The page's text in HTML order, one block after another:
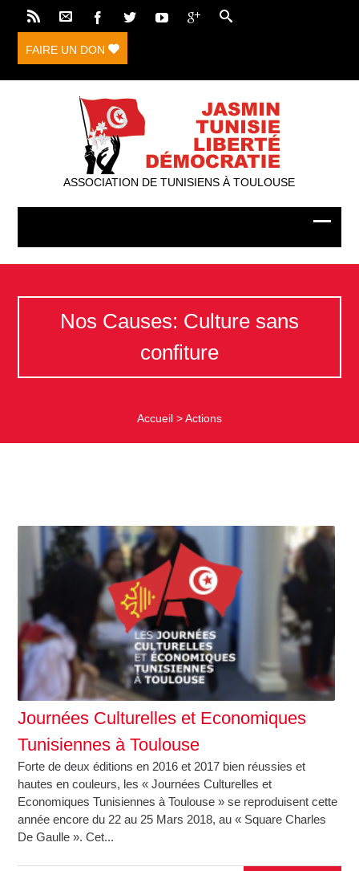
FAIRE UN DON
ASSOCIATION DE TUNISIENS À TOULOUSE
Nos Causes: Culture sans
confiture
Accueil>Actions
Journées Culturelles et Economiques
Tunisiennes à Toulouse
Forte de deux éditions en 2016 et 2017 bien réussies et
hautes en couleurs, les « Journées Culturelles et
Economiques Tunisiennes à Toulouse » se reproduisent cette
année encore du 22 au 25 Mars 2018, au « Square Charles
De Gaulle ». Cet...